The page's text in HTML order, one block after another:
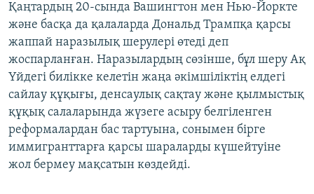
Қаңтардың 20-сында Вашингтон мен Нью-Йоркте
және басқа да қалаларда Дональд Трампқа қарсы
жаппай наразылық шерулері өтеді деп
жоспарланған. Наразылардың сөзінше, бұл шеру Ақ
Үйдегі билікке келетін жаңа әкімшіліктің елдегі
сайлау құқығы, денсаулық сақтау және қылмыстық
құқық салаларында жүзеге асыру белгіленген
реформалардан бас тартуына, сонымен бірге
иммигранттарға қарсы шараларды күшейтуіне
жол бермеу мақсатын көздейді.